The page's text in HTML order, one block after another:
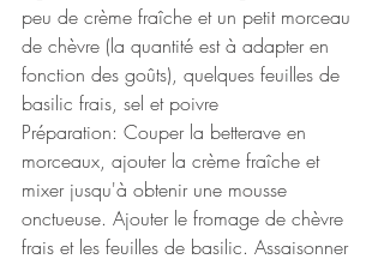
peu de crème fraîche et un petit morceau
de chèvre (la quantité est à adapter en
fonction des goûts), quelques feuilles de
basilic frais, sel et poivre
Préparation: Couper la betterave en
morceaux, ajouter la crème fraîche et
mixer jusqu'à obtenir une mousse
onctueuse. Ajouter le fromage de chèvre
frais et les feuilles de basilic. Assaisonner